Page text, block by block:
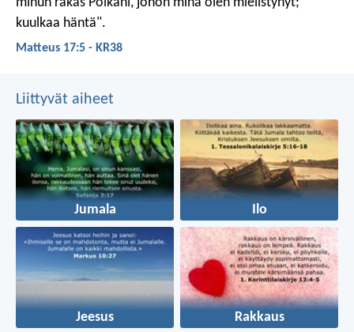
kuulkaa häntä".
Matteus 17:5 - KR38
Liittyvät aiheet
Jumala Ilo
Jeesus Rakkaus